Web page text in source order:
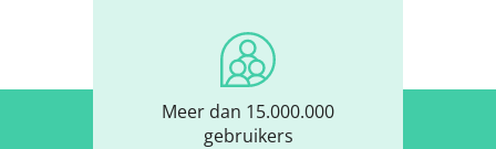
Meer dan 15.000.000
gebruikers